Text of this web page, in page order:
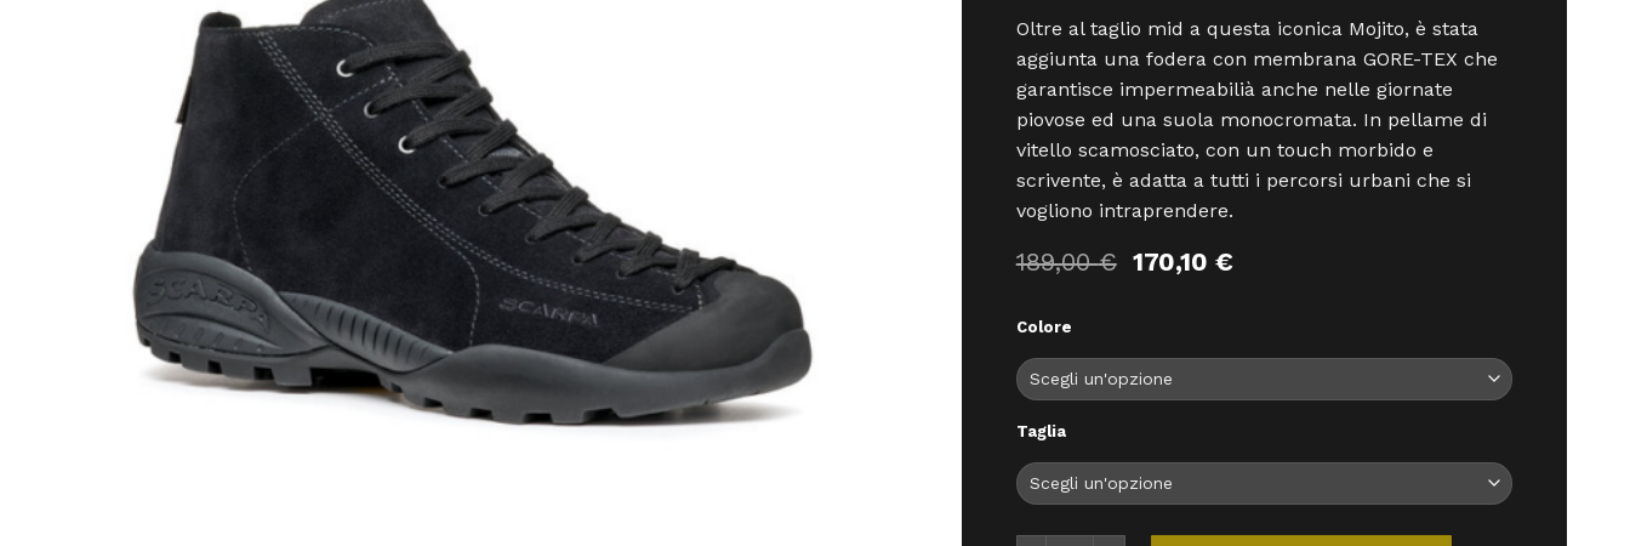
Oltre al taglio mid a questa iconica Mojito, è stata
aggiunta una fodera con membrana GORE-TEX che
garantisce impermeabilià anche nelle giornate
piovose ed una suola monocromata. In pellame di
vitello scamosciato, con un touch morbido e
scrivente, è adatta a tutti i percorsi urbani che si
vogliono intraprendere.
189,00€ Il
prezzo
189,00 €.
170,10 €Il
170,10 €.
Colore
Taglia